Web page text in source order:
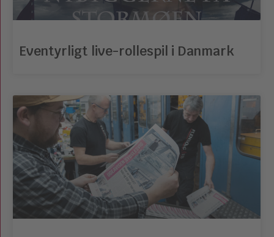
Eventyrligt live-rollespil i Danmark